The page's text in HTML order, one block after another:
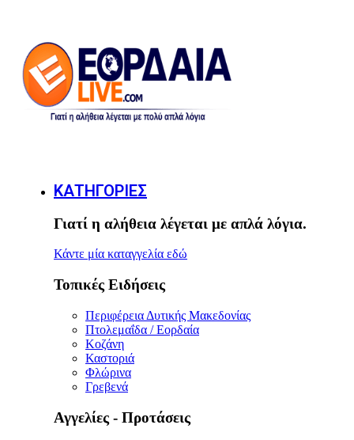
ΚΑΤΗΓΟΡΙΕΣ
Γιατί η αλήθεια λέγεται με απλά λόγια.
Κάντε μία καταγγελία εδώ
Τοπικές Ειδήσεις
Περιφέρεια Δυτικής Μακεδονίας
Πτολεμαΐδα / Εορδαία
Κοζάνη
Καστοριά
Φλώρινα
Γρεβενά
Αγγελίες - Προτάσεις